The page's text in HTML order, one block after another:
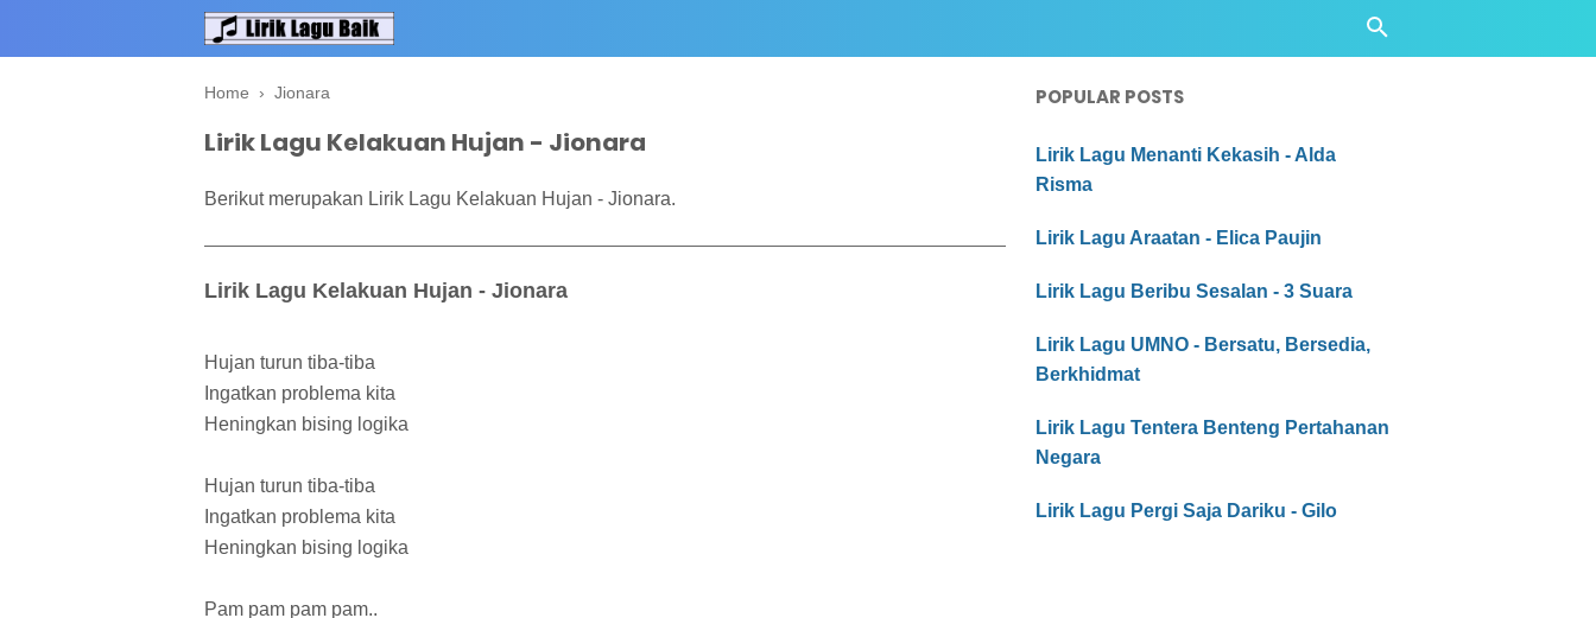
Home › Jionara
Lirik Lagu Kelakuan Hujan - Jionara
Berikut merupakan Lirik Lagu Kelakuan Hujan - Jionara.
Lirik Lagu Kelakuan Hujan - Jionara
Hujan turun tiba-tiba
Ingatkan problema kita
Heningkan bising logika
Hujan turun tiba-tiba
Ingatkan problema kita
Heningkan bising logika
Pam pam pam pam..
POPULAR POSTS
Lirik Lagu Menanti Kekasih - Alda
Risma
Lirik Lagu Araatan - Elica Paujin
Lirik Lagu Beribu Sesalan - 3 Suara
Lirik Lagu UMNO - Bersatu, Bersedia,
Berkhidmat
Lirik Lagu Tentera Benteng Pertahanan
Negara
Lirik Lagu Pergi Saja Dariku - Gilo